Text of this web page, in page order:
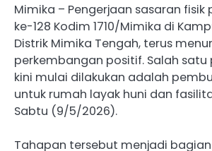
Mimika – Pengerjaan sasaran fisik
ke-128 Kodim 1710/Mimika di
Distrik Mimika Tengah, terus
perkembangan positif. Salah satu
kini mulai dilakukan adalah
untuk rumah layak huni dan
Sabtu (9/5/2026).
Tahapan tersebut menjadi